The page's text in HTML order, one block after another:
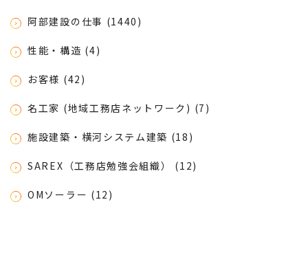
阿部建設の仕事 (1440)
性能・構造 (4)
お客様 (42)
名工家 (地域工務店ネットワーク) (7)
施設建築・横河システム建築 (18)
SAREX（工務店勉強会組織） (12)
OMソーラー (12)